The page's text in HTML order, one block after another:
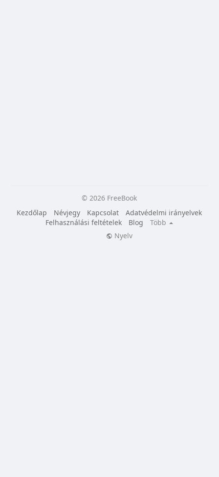
© 2026 FreeBook
Kezdőlap
Névjegy Kapcsolat
Adatvédelmi irányelvek
Felhasználási feltételek
Blog
Több
Nyelv